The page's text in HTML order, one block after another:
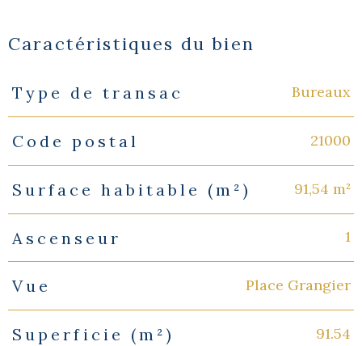
Caractéristiques du bien
Caractéristiques Valeurs
Type de transac Bureaux
Code postal 21000
Surface habitable (m²) 91,54 m²
Ascenseur 1
Vue Place Grangier
Superficie (m²) 91.54